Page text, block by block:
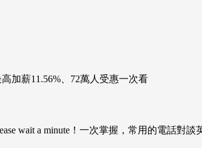
加薪11.56%、72萬人受惠一次看
wait a minute！一次掌握，常用的電話對談